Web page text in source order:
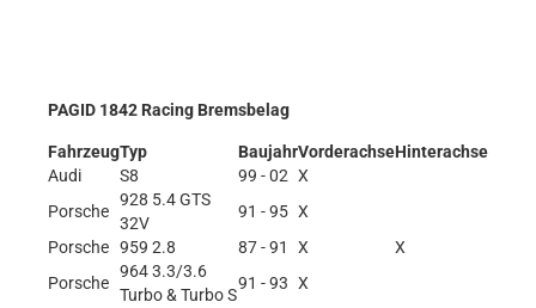
PAGID 1842 Racing Bremsbelag
FahrzeugTyp BaujahrVorderachseHinterachse
Audi
S8 99 - 02 X
Porsche
928 5.4 GTS
32V
91 - 95 X
Porsche 959 2.8 87 - 91 X
X
Porsche
964 3.3/3.6
Turbo & Turbo S
91 - 93 X